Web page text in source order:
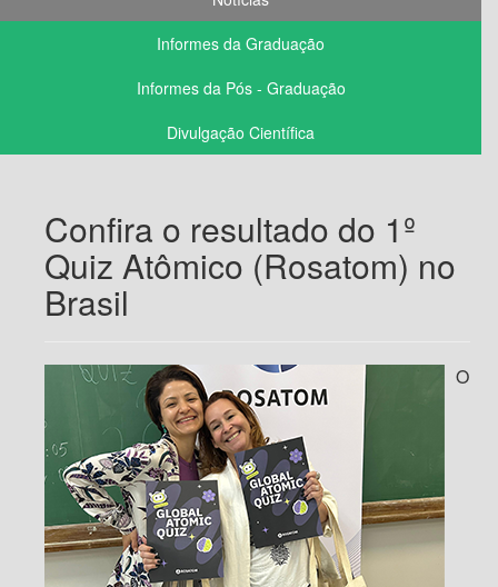
Informes da Graduação
Informes da Pós - Graduação
Divulgação Científica
Confira o resultado do 1º
Quiz Atômico (Rosatom) no
Brasil
O